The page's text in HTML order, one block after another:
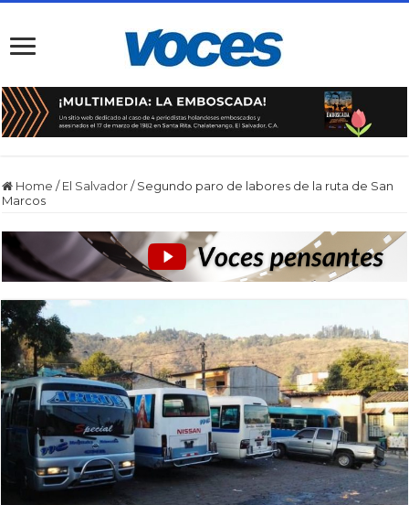
Home / El Salvador / Segundo paro de labores de la ruta de San
Marcos